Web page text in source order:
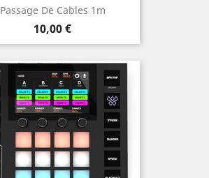
Passage De Cables 1m
Prix
10,00 €